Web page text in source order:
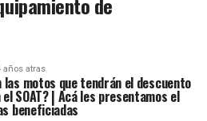
de
años atras
las motos que tendrán el descuento
SOAT? | Acá les presentamos el
beneficiadas